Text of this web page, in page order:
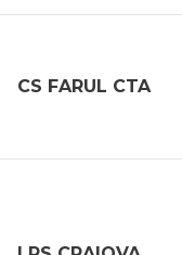
CS FARUL CTA